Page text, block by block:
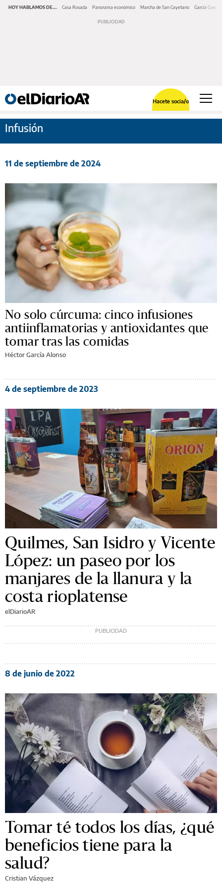
HOY HABLAMOS DE... Casa Rosada Panorama económico Marcha de San Cayetano García Cuerva
Hacete socia/o
Infusión
11 de septiembre de 2024
No solo cúrcuma: cinco infusiones
antiinflamatorias y antioxidantes que
tomar tras las comidas
Héctor García Alonso
4 de septiembre de 2023
Quilmes, San Isidro y Vicente
López: un paseo por los
manjares de la llanura y la
costa rioplatense
elDiarioAR
8 de junio de 2022
Tomar té todos los días, ¿qué
beneficios tiene para la
salud?
Cristian Vázquez